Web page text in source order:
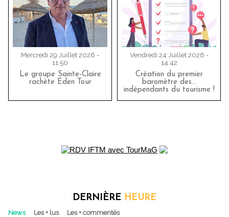
Mercredi 29 Juillet 2026 -
11:50
Le groupe Sainte-Claire
rachète Eden Tour
Vendredi 24 Juillet 2026 -
14:42
Création du premier
baromètre des…
indépendants du tourisme !
DERNIÈRE HEURE
News Les + lus Les + commentés